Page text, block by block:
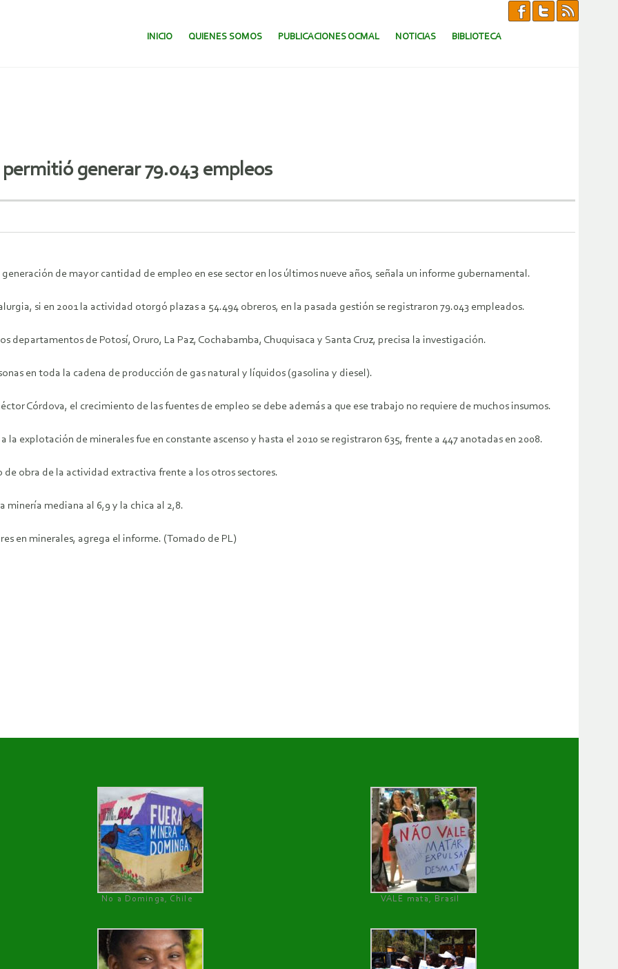
SALTAR AL CONTENIDO.
INICIO QUIENES SOMOS PUBLICACIONES OCMAL NOTICIAS BIBLIOTECA
generar 79.043 empleos
de mayor cantidad de empleo en ese sector en los últimos nueve años, señala un informe gubernamental.
si en 2001 la actividad otorgó plazas a 54.494 obreros, en la pasada gestión se registraron 79.043 empleados.
departamentos de Potosí, Oruro, La Paz, Cochabamba, Chuquisaca y Santa Cruz, precisa la investigación.
en toda la cadena de producción de gas natural y líquidos (gasolina y diesel).
Córdova, el crecimiento de las fuentes de empleo se debe además a que ese trabajo no requiere de muchos insumos.
explotación de minerales fue en constante ascenso y hasta el 2010 se registraron 635, frente a 447 anotadas en 2008.
obra de la actividad extractiva frente a los otros sectores.
minería mediana al 6,9 y la chica al 2,8.
en minerales, agrega el informe. (Tomado de PL)
No a Dominga, Chile
VALE mata, Brasil